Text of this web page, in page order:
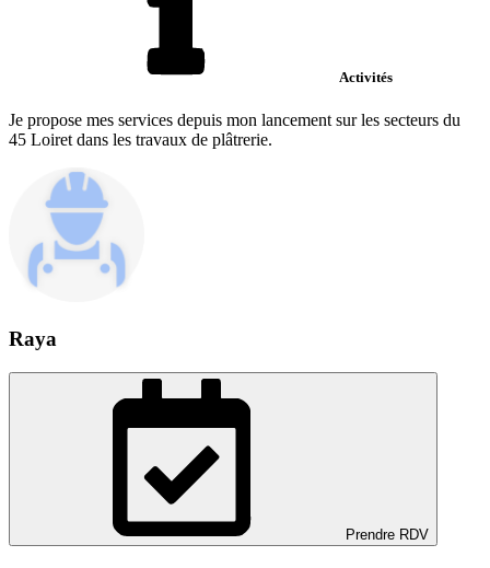
Activités
Je propose mes services depuis mon lancement sur les secteurs du
45 Loiret dans les travaux de plâtrerie.
Raya
Prendre RDV